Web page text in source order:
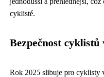
cyklisté.
Bezpečnost cyklistů
Rok 2025 slibuje pro cyklisty